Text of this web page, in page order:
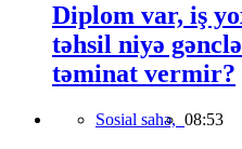
Diplom var, iş
təhsil niyə
təminat vermir?
Sosial sahə, 08:53